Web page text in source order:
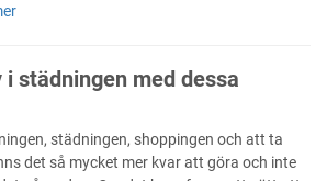
städningen med dessa
städningen, shoppingen och att ta
det så mycket mer kvar att göra och inte